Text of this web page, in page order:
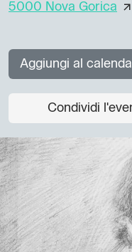
5000 Nova Gorica
Aggiungi al
Condividi